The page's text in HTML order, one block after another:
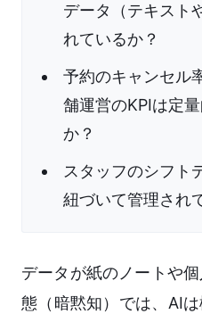
データ（テキスト
れているか？
予約のキャンセル
舗運営のKPIは定
か？
スタッフのシフト
紐づいて管理され
データが紙のノートや
態（暗黙知）では、AI